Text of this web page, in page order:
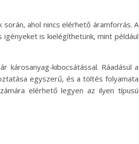
ahol nincs elérhető áramforrás. A
is kielégíthetünk, mint például
károsanyag-kibocsátással. Ráadásul a
egyszerű, és a töltés folyamata
elérhető legyen az ilyen típusú